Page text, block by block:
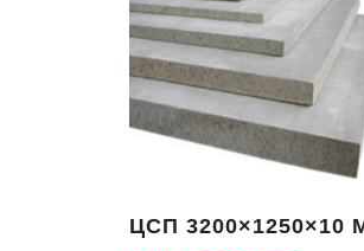
ЦСП 3200×1250×10